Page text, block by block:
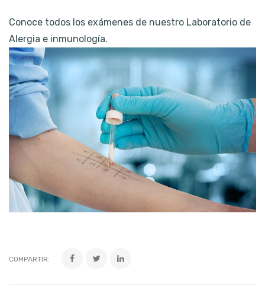
Conoce todos los exámenes de nuestro Laboratorio de
Alergia e inmunología.
COMPARTIR: